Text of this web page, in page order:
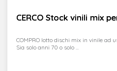
CERCO Stock vinili mix
COMPRO lotto dischi mix in vinile ad
Sia solo anni 70 o solo ...